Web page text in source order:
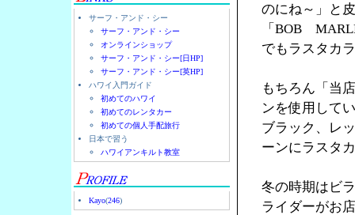
サーフ・アンド・シー
サーフ・アンド・シー
オンラインショップ
サーフ・アンド・シー[日HP]
サーフ・アンド・シー[英HP]
ハワイ入門ガイド
初めてのハワイ
初めてのレンタカー
初めての個人手配旅行
日本で習う
ハワイアンキルト教室
Kayo(246)
のにね～」と
「BOB
でもラスタカ
もちろん「当
ンを使用して
ブラック、レ
ーンにラスタ
冬の時期はビ
ライダーがお